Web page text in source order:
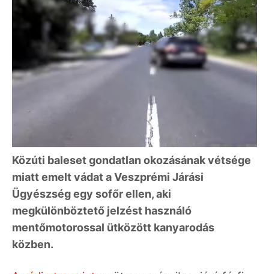
Közúti baleset gondatlan okozásának vétsége
miatt emelt vádat a Veszprémi Járási
Ügyészség egy sofőr ellen, aki
megkülönböztető jelzést használó
mentőmotorossal ütközött kanyarodás
közben.